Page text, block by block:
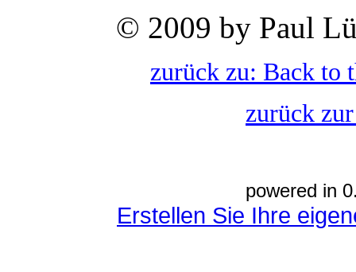
© 2009 by Paul
zurück zu: Back to
zurück
powered in
Erstellen Sie Ihre